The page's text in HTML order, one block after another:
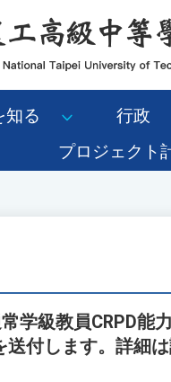
知る 行政
プロジェクト
学級教員CRPD
付します。詳細